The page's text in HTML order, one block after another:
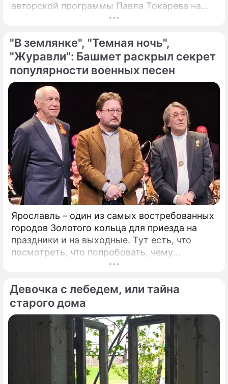
авторской программы Павла Токарева на
платформе VK "Сады искусств" посвящен
столетия Козловский являлся не просто
популярным певцом, а считался богом и
идолом для всего советского народа", –
говорит Токарев.
"В землянке", "Темная ночь",
"Журавли": Башмет раскрыл секрет
популярности военных песен
Ярославль – один из самых востребованных
городов Золотого кольца для приезда на
праздники и на выходные. Тут есть, что
посмотреть, что попробовать, чему
удивиться. Популяризации города во многом
на протяжении 17 лет устраивает тут
Международный музыкальный фестиваль.
Этот форум, который проводит самый
известный альтист и дирижер страны, –
явление уникальное.
Девочка с лебедем, или тайна
старого дома